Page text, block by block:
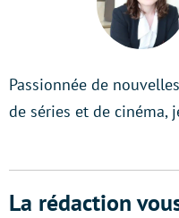
Passionnée de
de séries et de
La rédaction